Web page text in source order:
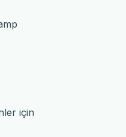
için